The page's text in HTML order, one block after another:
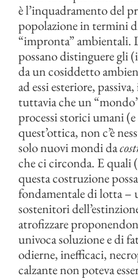
è l’inquadramento del
popolazione in termini
“impronta” ambientali.
possano distinguere gli
da un cosiddetto
ad essi esteriore,
tuttavia che un
processi storici umani
quest’ottica, non c’è
solo nuovi mondi da
che ci circonda. E
questa costruzione
fondamentale di lotta –
sostenitori
atrofizzare
univoca soluzione e di
odierne, inefficaci,
calzante non poteva